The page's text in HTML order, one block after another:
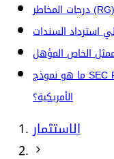
ما هو نموذج SEC F-N وكيفية استخدامه في الأسواق المالية
الأمريكية؟
الاستثمار